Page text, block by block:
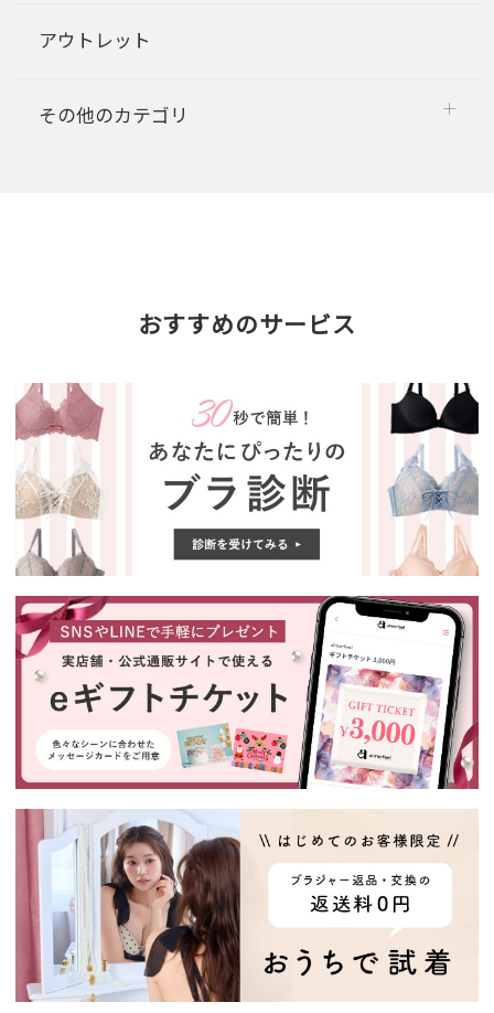
アウトレット
その他のカテゴリ
おすすめのサービス